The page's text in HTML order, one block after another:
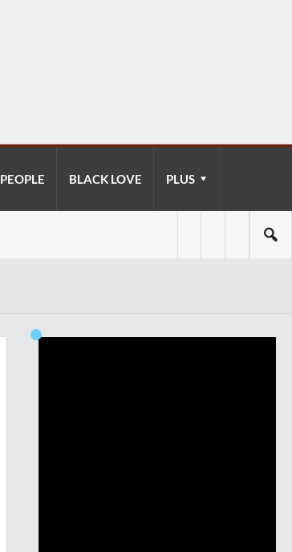
PEOPLE BLACK LOVE PLUS